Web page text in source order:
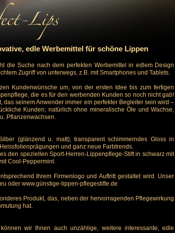
edle Werbemittel für schöne Lippen
die Suche nach dem perfekten Werbemittel in edlem Design
Zugriff von unterwegs, z.B. mit Smartphones und Tablets.
Kundenwünsche um, von der ersten Idee bis zum fertigen
die es für den werbenden Kunden so noch nicht gab!
seinem Anwender immer ein perfekter Begleiter sein wird –
Kunden; natürlich ohne mineralische Öle und Wachse,
Pflanzenwachsen.
(glänzend u. matt); transparent schimmerndes Gloss in
und ganz neue Farbtrends.
den speziellen Sport-Herren-Lippenpflege-Stift in schwarz mit
Cool-Peppermint.
Ihrem Firmenlogo und Auftritt gestaltet wird. Unser
oderwww.günstige-lippen-pflegestifte.de
Produkt, das, neben der hervorragenden Pflegewirkung
hat.
wir Ihnen auch unzählige, weitere interessante, edle